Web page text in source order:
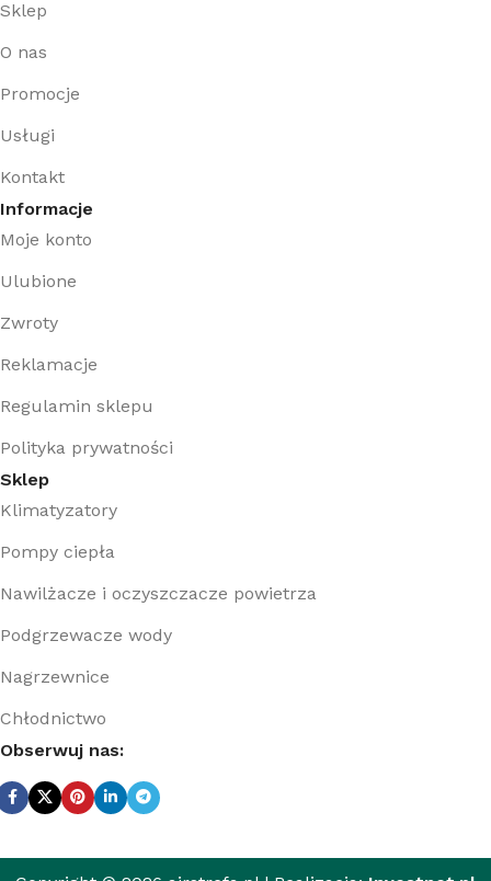
Sklep
O nas
Promocje
Usługi
Kontakt
Informacje
Moje konto
Ulubione
Zwroty
Reklamacje
Regulamin sklepu
Polityka prywatności
Sklep
Klimatyzatory
Pompy ciepła
Nawilżacze i oczyszczacze powietrza
Podgrzewacze wody
Nagrzewnice
Chłodnictwo
Obserwuj nas: